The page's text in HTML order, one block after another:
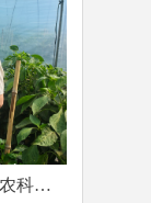
科院